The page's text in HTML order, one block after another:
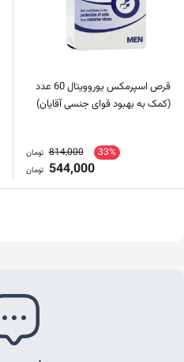
قرص اسپرمکس یوروویتال 60 عدد
(کمک به بهبود قوای جنسی آقایان)
33%
814,000 تومان
544,000 تومان